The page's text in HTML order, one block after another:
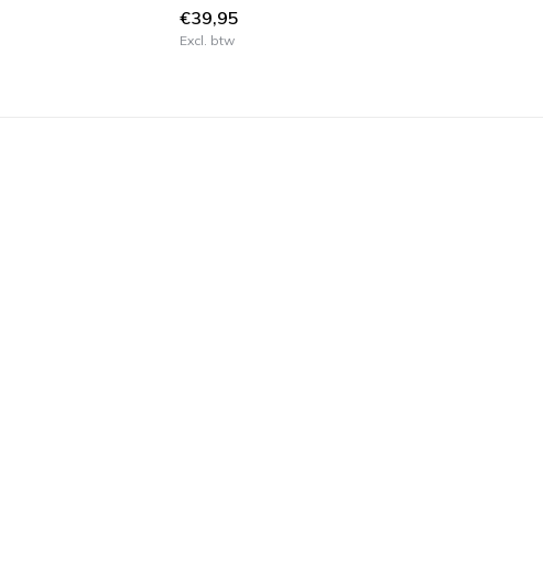
€39,95
Excl. btw